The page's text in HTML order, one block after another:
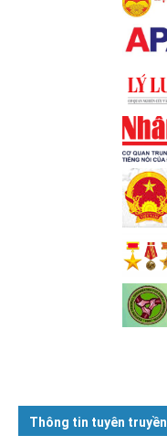
Thông tin tuyên truyền